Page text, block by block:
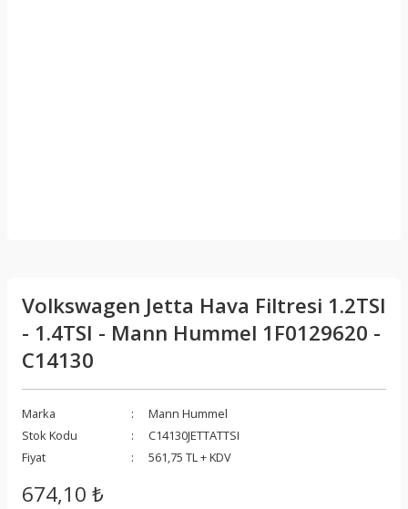
Volkswagen Jetta Hava Filtresi 1.2TSI
- 1.4TSI - Mann Hummel 1F0129620 -
C14130
Marka
Mann Hummel
Stok Kodu
C14130JETTATTSI
Fiyat
561,75 TL + KDV
674,10 ₺